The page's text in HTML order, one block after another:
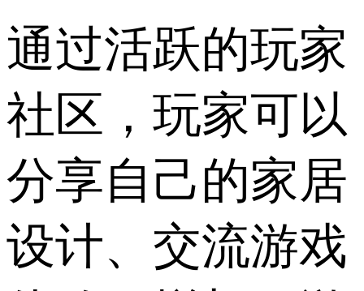
通过活跃的玩家
社区，玩家可以
分享自己的家居
设计、交流游戏